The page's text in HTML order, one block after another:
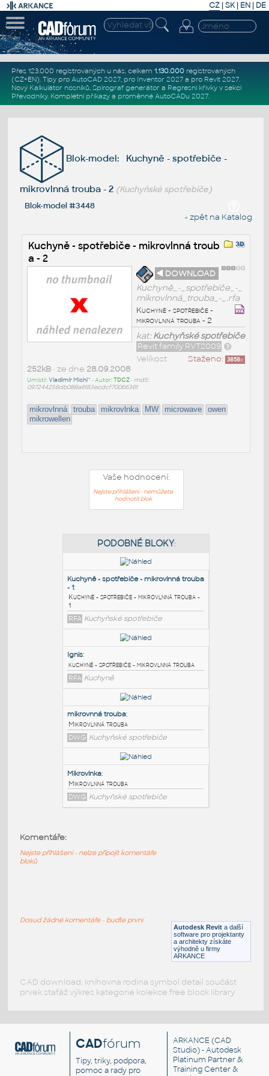
CZ | SK| EN | DE
Přes 123.000 registrovaných u nás, celkem 1.130.000registrovaných
(CZ+EN). Tipy pro AutoCAD 2027, pro Inventor 2027a pro Revit 2027.
Nový Kalkulátor nosníků, Spirograf generátor a Regresní křivkyv sekci
Převodníky. Kompletní příkazya proměnné AutoCADu 2027.
Blok-model: Kuchyně - spotřebiče -
mikrovlnná trouba - 2 (Kuchyňské spotřebiče)
Blok-model #3448
« zpět na Katalog
Kuchyně - spotřebiče - mikrovlnná troub
a - 2
◄ DOWNLOAD
Kuchyně_-_spotřebiče_-_
mikrovlnná_trouba_-_.rfa
Kuchyně - spotřebiče -
mikrovlnná trouba - 2
kat:Kuchyňské spotřebiče
Revit family RVT2009
Staženo: 3858x
Velikost
252kB• ze dne 28.09.2008
Umístil:Vladimír Michl^ • Autor:TDCZ• md5:
097244258db088a6183ecdcf70066361
mikrovlnná trouba mikrovlnka MW microwave
owen
mikrowellen
Vaše hodnocení:
Nejste přihlášeni - nemůžete
hodnotit blok
PODOBNÉ BLOKY
Kuchyně - spotřebiče - mikrovlnná trouba
- 1:
Kuchyně - spotřebiče - mikrovlnná trouba -
1
RFA Kuchyňské spotřebiče
Ignis:
kuchyně - spotřebiče - mikrovlnná trouba
RFA Kuchyně
Mikrovlnná trouba
Mikrovlnná trouba
Kuchyňské spotřebiče
Autodesk Revit a další
software pro projektanty
a architekty získáte
výhodně u firmy
ARKANCE
Komentáře:
Nejste přihlášeni - nelze připojit komentáře
bloků
Dosud žádné komentáře - buďte první
CAD download: knihovna rodina symbol detail součást
prvek stafáž výkres kategorie kolekce free block library
CADfórum
Tipy, triky, podpora,
pomoc a rady pro
ARKANCE (CAD
Studio) - Autodesk
Platinum Partner &
Training Center &